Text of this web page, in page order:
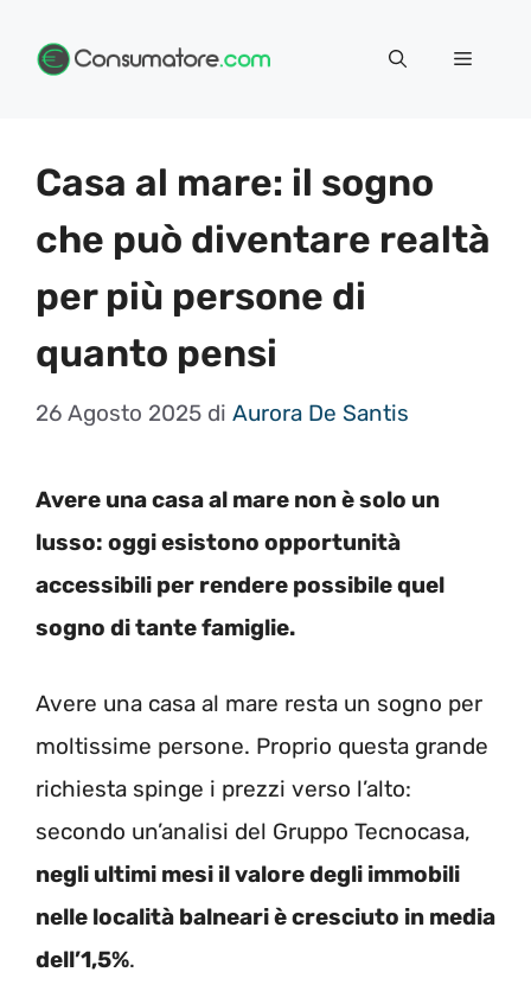
Menu
Casa al mare: il sogno
che può diventare realtà
per più persone di
quanto pensi
26 Agosto 2025 di Aurora De Santis
Avere una casa al mare non è solo un
lusso: oggi esistono opportunità
accessibili per rendere possibile quel
sogno di tante famiglie.
Avere una casa al mare resta un sogno per
moltissime persone. Proprio questa grande
richiesta spinge i prezzi verso l’alto:
secondo un’analisi del Gruppo Tecnocasa,
negli ultimi mesi il valore degli immobili
nelle località balneari è cresciuto in media
dell’1,5%.